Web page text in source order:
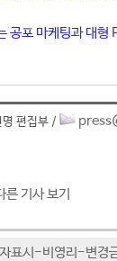
공포 마케팅과 대형
편집부 /
른 기사 보기
표시-비영리-변경